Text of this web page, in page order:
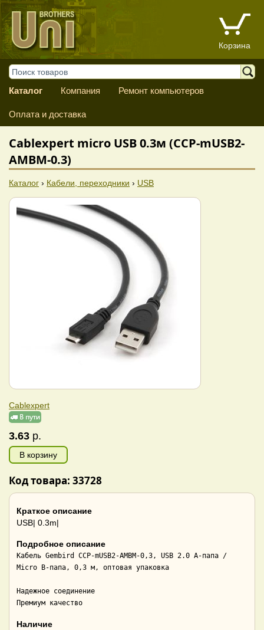
Корзина
Каталог Компания Ремонт компьютеров
Оплата и доставка
Cablexpert micro USB 0.3м (CCP-mUSB2-
AMBM-0.3)
Каталог › Кабели, переходники › USB
Cablexpert
3.63 р.
В корзину
Код товара: 33728
Краткое описание
USB| 0.3m|
Подробное описание
Кабель Gembird CCP-mUSB2-AMBM-0,3, USB 2.0 A-папа /
Micro B-папа, 0,3 м, оптовая упаковка
Надежное соединение
Премиум качество
Наличие